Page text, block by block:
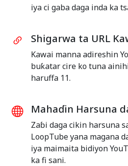
iya ci gaba daga inda ka
Shigarwa ta URL
Kawai manna adireshin
buƙatar cire ko tuna
haruffa 11.
Mahaɗin Harsuna
Zaɓi daga cikin harsuna
LoopTube yana magana
iya maimaita bidiyon
ka fi sani.